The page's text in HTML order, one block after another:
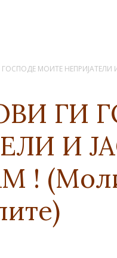
МОИТЕ НЕПРИЈАТЕЛИ
ГИ
И